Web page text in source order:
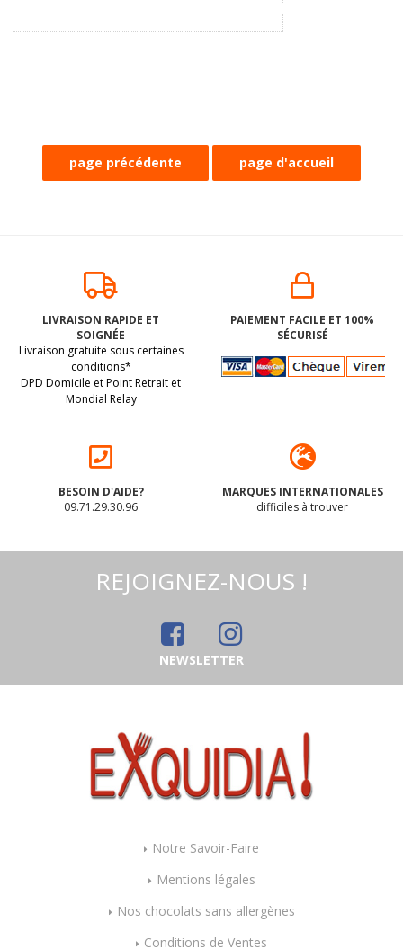
LIVRAISON RAPIDE ET
SOIGNÉE
Livraison gratuite sous certaines
conditions*
DPD Domicile et Point Retrait et
Mondial Relay
PAIEMENT FACILE ET 100%
SÉCURISÉ
BESOIN D'AIDE?
09.71.29.30.96
MARQUES INTERNATIONALES
difficiles à trouver
REJOIGNEZ-NOUS !
NEWSLETTER
Notre Savoir-Faire
Mentions légales
Nos chocolats sans allergènes
Conditions de Ventes